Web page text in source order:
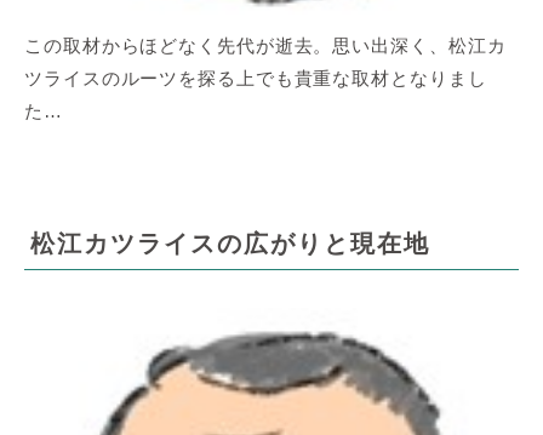
この取材からほどなく先代が逝去。思い出深く、松江カ
ツライスのルーツを探る上でも貴重な取材となりまし
た…
松江カツライスの広がりと現在地